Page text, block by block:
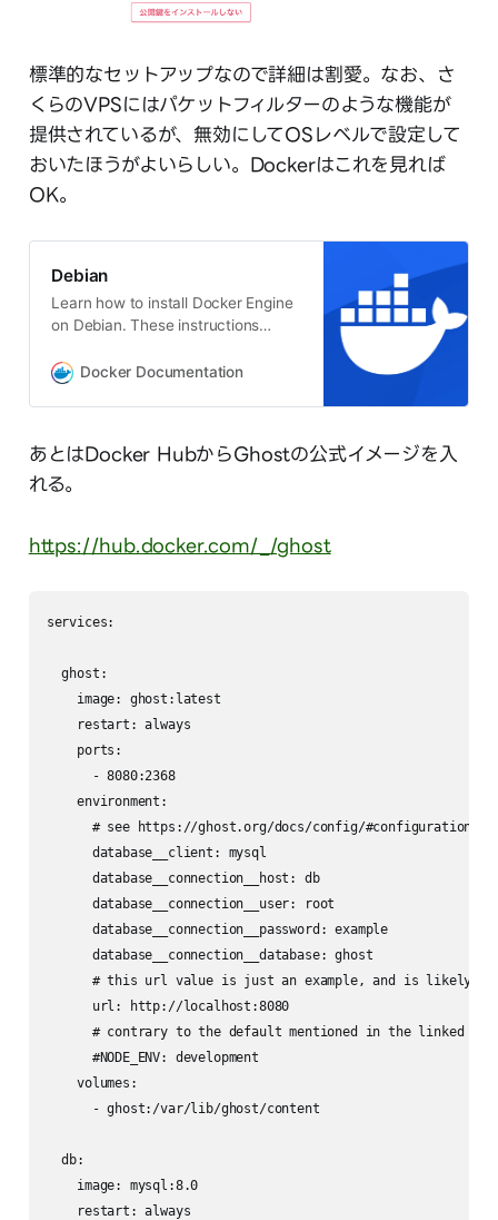
標準的なセットアップなので詳細は割愛。なお、さ
くらのVPSにはパケットフィルターのような機能が
提供されているが、無効にしてOSレベルで設定して
おいたほうがよいらしい。Dockerはこれを見れば
OK。
Debian
Learn how to install Docker Engine
on Debian. These instructions
methods, how to uninstall, and next
Docker Documentation
あとはDocker HubからGhostの公式イメージを入
れる。
https://hub.docker.com/_/ghost
services:
  ghost:
    image: ghost:latest
    restart: always
    ports:
      - 8080:2368
    environment:
# see https://ghost.org/docs/config/#configuration-
      database__client: mysql
      database__connection__host: db
      database__connection__user: root
      database__connection__password: example
      database__connection__database: ghost
# this url value is just an example, and is likely
      url: http://localhost:8080
# contrary to the default mentioned in the linked
      #NODE_ENV: development
    volumes:
      - ghost:/var/lib/ghost/content
  db:
    image: mysql:8.0
    restart: always